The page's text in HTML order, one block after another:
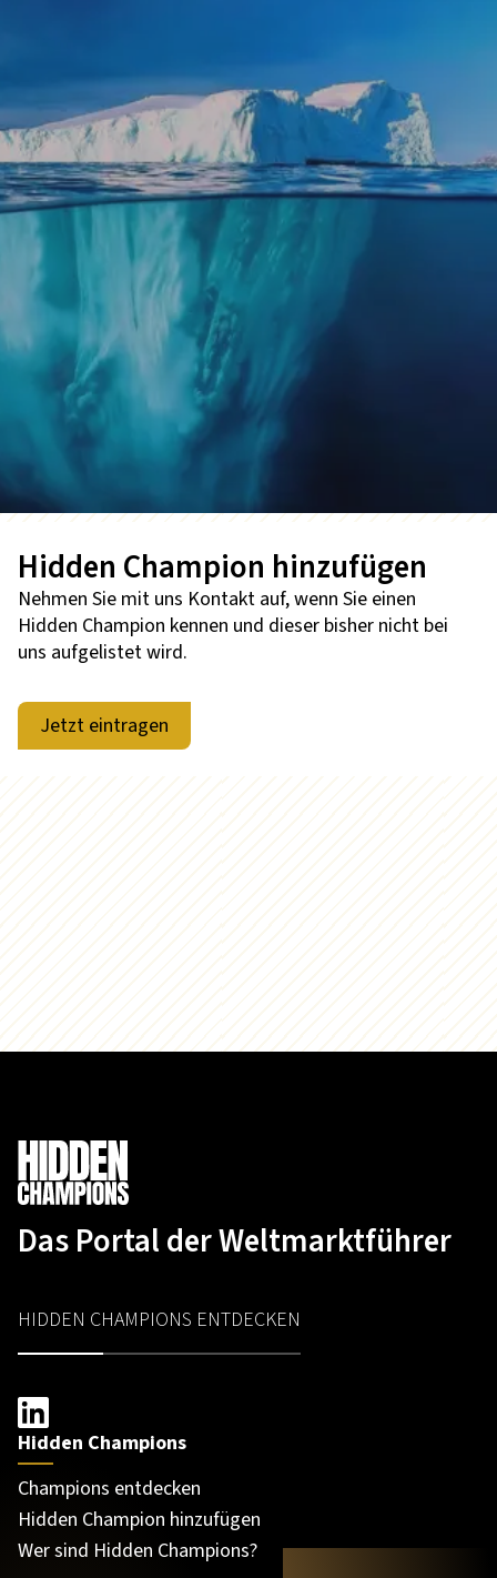
Hidden Champion hinzufügen
Nehmen Sie mit uns Kontakt auf, wenn Sie einen
Hidden Champion kennen und dieser bisher nicht bei
uns aufgelistet wird.
Jetzt eintragen
Das Portal der Weltmarktführer
HIDDEN CHAMPIONS ENTDECKEN
Hidden Champions
Champions entdecken
Hidden Champion hinzufügen
Wer sind Hidden Champions?